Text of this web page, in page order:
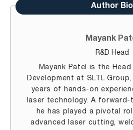
Author Bio
Mayank
R&D Head
Mayank Patel is the
Development at SLTL
years of hands-on
laser technology. A forward-
he has played a pivotal
advanced laser cutting,